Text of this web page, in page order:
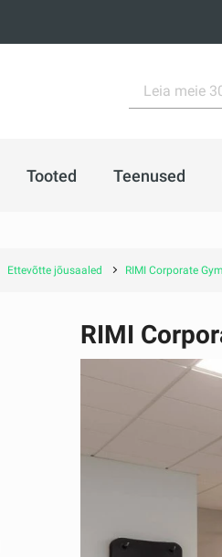
Tooted Teenused
Ettevõtte jõusaaled RIMI Corporate
RIMI